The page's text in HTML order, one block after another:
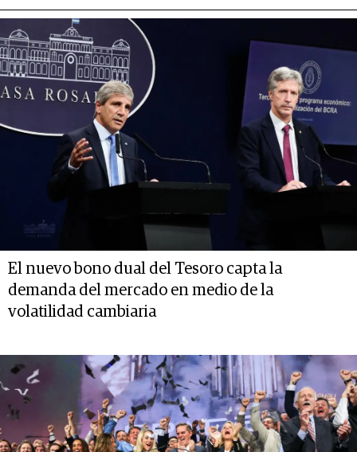
El nuevo bono dual del Tesoro capta la
demanda del mercado en medio de la
volatilidad cambiaria